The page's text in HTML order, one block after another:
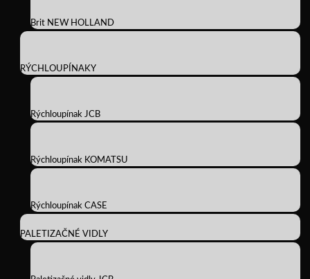
Brit NEW HOLLAND
RÝCHLOUPÍNAKY
Rýchloupínak JCB
Rýchloupínak KOMATSU
Rýchloupínak CASE
PALETIZAČNÉ VIDLY